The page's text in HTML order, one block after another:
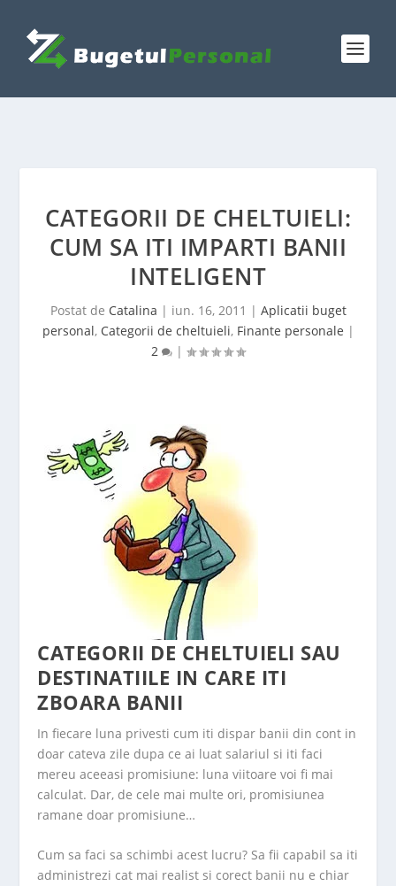
CATEGORII DE CHELTUIELI:
CUM SA ITI IMPARTI BANII
INTELIGENT
Postat de Catalina | iun. 16, 2011 | Aplicatii buget
personal, Categorii de cheltuieli, Finante personale |
2
|
CATEGORII DE CHELTUIELI SAU
DESTINATIILE IN CARE ITI
ZBOARA BANII
In fiecare luna privesti cum iti dispar banii din cont in
doar cateva zile dupa ce ai luat salariul si iti faci
mereu aceeasi promisiune: luna viitoare voi fi mai
calculat. Dar, de cele mai multe ori, promisiunea
ramane doar promisiune…
Cum sa faci sa schimbi acest lucru? Sa fii capabil sa iti
administrezi cat mai realist si corect banii nu e chiar